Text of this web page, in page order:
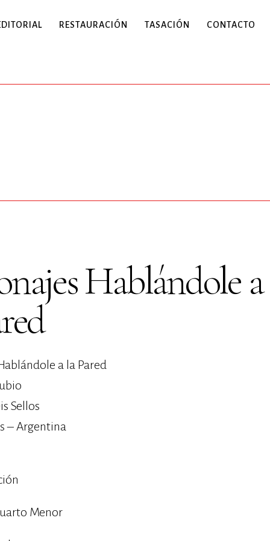
RESTAURACIÓN TASACIÓN CONTACTO
Hablándole a
a la Pared
Sellos
– Argentina
Menor